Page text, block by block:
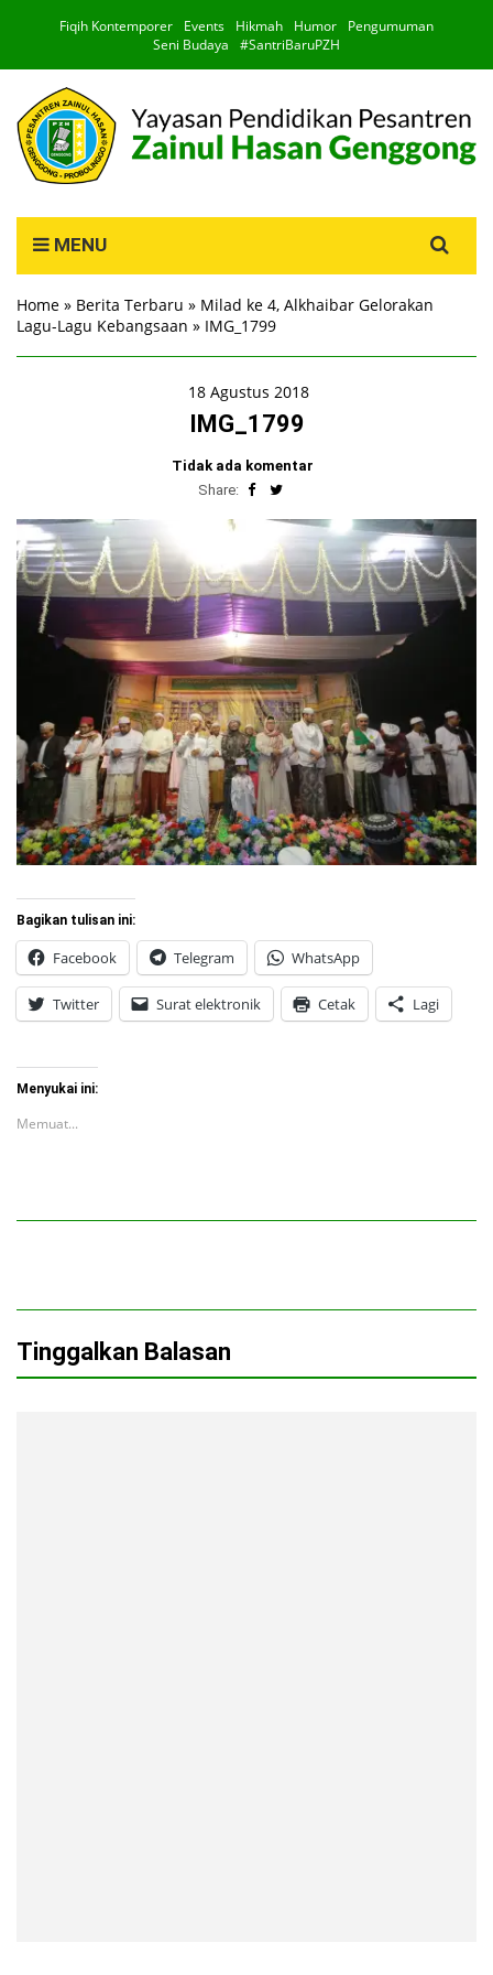
Fiqih Kontemporer Events Hikmah Humor
Pengumuman
Seni Budaya
#SantriBaruPZH
MENU
for:
Home » Berita Terbaru » Milad ke 4, Alkhaibar Gelorakan
Lagu-Lagu Kebangsaan » IMG_1799
18 Agustus 2018
IMG_1799
Tidak ada komentar
Share:
Bagikan tulisan ini:
Facebook Telegram WhatsApp
Twitter Surat elektronik Cetak Lagi
Menyukai ini:
Memuat...
Tinggalkan Balasan